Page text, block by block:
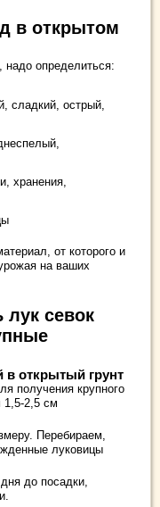
в открытом
надо определиться:
сладкий, острый,
хранения,
от которого и
на ваших
лук севок
в открытый грунт
получения крупного
1,5-2,5 см
Перебираем,
луковицы
до посадки,